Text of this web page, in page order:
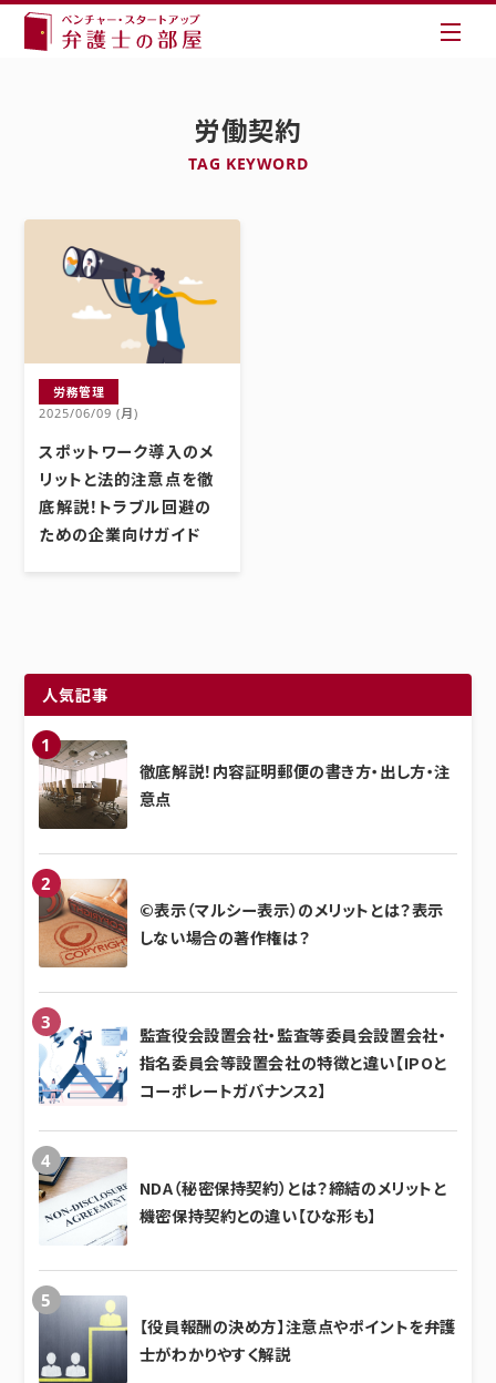
労働契約
TAG KEYWORD
労務管理
2025/06/09 (月)
スポットワーク導入のメ
リットと法的注意点を徹
底解説！トラブル回避の
ための企業向けガイド
人気記事
徹底解説！内容証明郵便の書き方・出し方・注
意点
©表示（マルシー表示）のメリットとは？表示
しない場合の著作権は？
監査役会設置会社・監査等委員会設置会社・
指名委員会等設置会社の特徴と違い【IPOと
コーポレートガバナンス2】
NDA（秘密保持契約）とは？締結のメリットと
機密保持契約との違い【ひな形も】
【役員報酬の決め方】注意点やポイントを弁護
士がわかりやすく解説